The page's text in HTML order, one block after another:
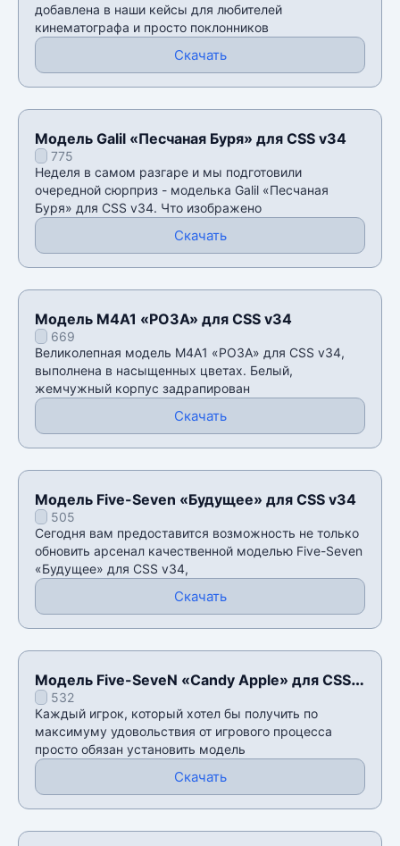
добавлена в наши кейсы для любителей
кинематографа и просто поклонников
Скачать
Модель Galil «Песчаная Буря» для CSS v34
775
Неделя в самом разгаре и мы подготовили
очередной сюрприз - моделька Galil «Песчаная
Буря» для CSS v34. Что изображено
Скачать
Модель M4A1 «РОЗА» для CSS v34
669
Великолепная модель M4A1 «РОЗА» для CSS v34,
выполнена в насыщенных цветах. Белый,
жемчужный корпус задрапирован
Скачать
Модель Five-Seven «Будущее» для CSS v34
505
Сегодня вам предоставится возможность не только
обновить арсенал качественной моделью Five-Seven
«Будущее» для CSS v34,
Скачать
Модель Five-SeveN «Candy Apple» для CSS
v34532
Каждый игрок, который хотел бы получить по
максимуму удовольствия от игрового процесса
просто обязан установить модель
Скачать